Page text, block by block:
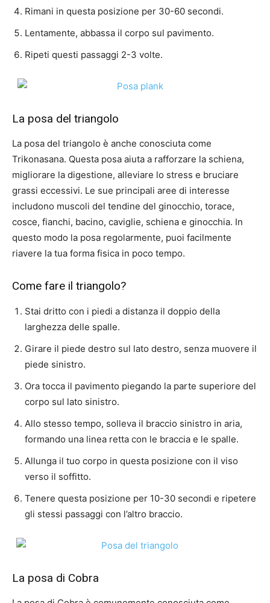
Rimani in questa posizione per 30-60 secondi.
Lentamente, abbassa il corpo sul pavimento.
Ripeti questi passaggi 2-3 volte.
La posa del triangolo
La posa del triangolo è anche conosciuta come
Trikonasana. Questa posa aiuta a rafforzare la schiena,
migliorare la digestione, alleviare lo stress e bruciare
grassi eccessivi. Le sue principali aree di interesse
includono muscoli del tendine del ginocchio, torace,
cosce, fianchi, bacino, caviglie, schiena e ginocchia. In
questo modo la posa regolarmente, puoi facilmente
riavere la tua forma fisica in poco tempo.
Come fare il triangolo?
Stai dritto con i piedi a distanza il doppio della
larghezza delle spalle.
Girare il piede destro sul lato destro, senza muovere il
piede sinistro.
Ora tocca il pavimento piegando la parte superiore del
corpo sul lato sinistro.
Allo stesso tempo, solleva il braccio sinistro in aria,
formando una linea retta con le braccia e le spalle.
Allunga il tuo corpo in questa posizione con il viso
verso il soffitto.
Tenere questa posizione per 10-30 secondi e ripetere
gli stessi passaggi con l’altro braccio.
La posa di Cobra